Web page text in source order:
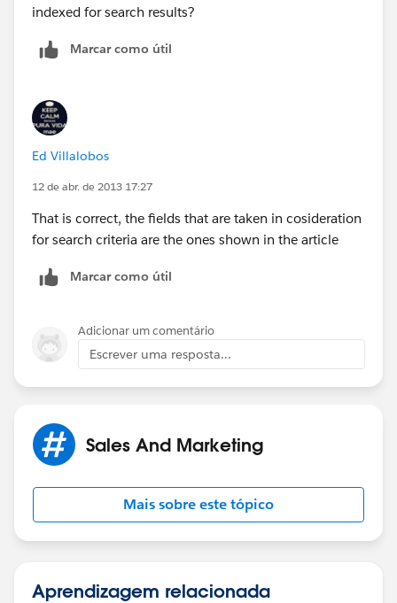
indexed for search results?
Marcar como útil
Ed Villalobos
12 de abr. de 2013 17:27
That is correct, the fields that are taken in cosideration
for search criteria are the ones shown in the article
Marcar como útil
Adicionar um comentário
Escrever uma resposta...
Sales And Marketing
Mais sobre este tópico
Aprendizagem relacionada